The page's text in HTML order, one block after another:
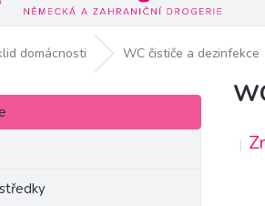
domácnosti WC čističe a dezinfekce